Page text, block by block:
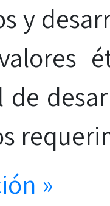
y
de
»